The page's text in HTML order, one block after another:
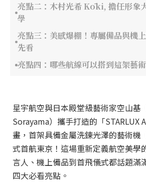
亮點二：木村光希 Kōki, 擔任形象
學
亮點三：美感爆棚！專屬備品與機
先看
亮點四：哪些航線可以搭到這架藝術
星宇航空與日本殿堂級藝術家空山基
Sorayama）攜手打造的「STARLUX
畫，首架具備金屬洗鍊光澤的藝術機
式首航東京！這場重新定義航空美學
言人、機上備品到首飛儀式都話題滿
四大必看亮點。